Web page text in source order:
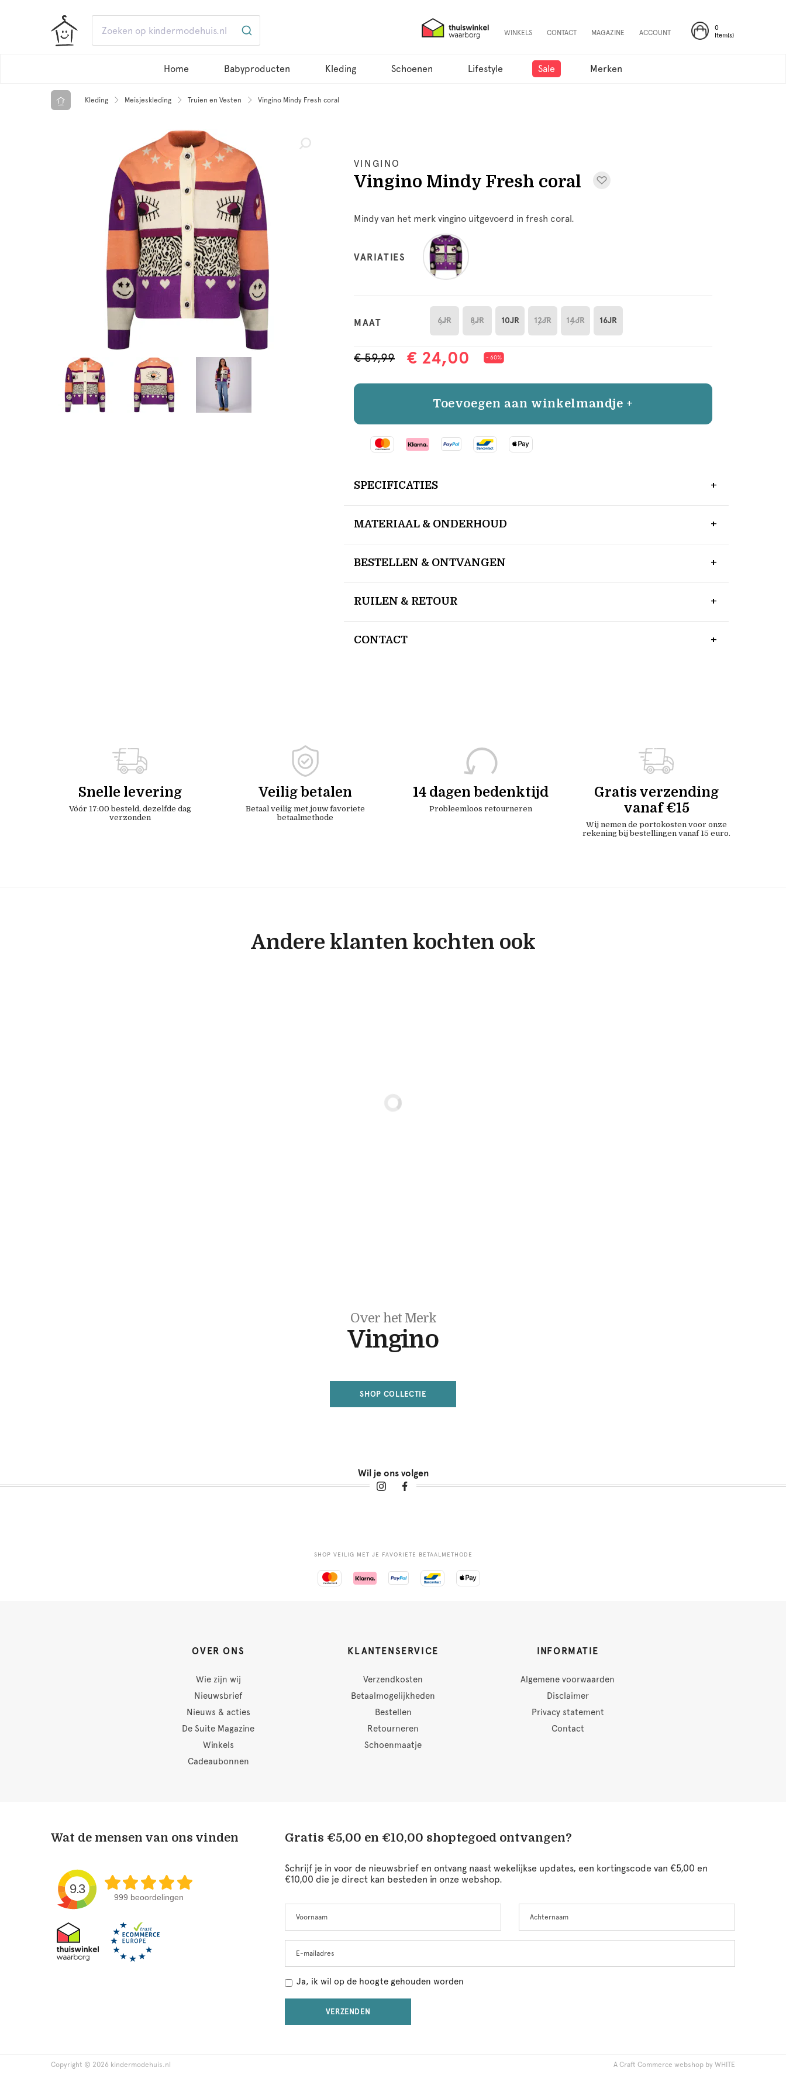
0
Item(s)
WINKELS CONTACT MAGAZINE ACCOUNT
Home Babyproducten Kleding Schoenen Lifestyle Sale Merken
Kleding Meisjeskleding Truien en Vesten Vingino Mindy Fresh coral
VINGINO
Vingino Mindy Fresh coral
Mindy van het merk vingino uitgevoerd in fresh coral.
VARIATIES
MAAT 6JR 8JR 10JR 12JR 14JR 16JR
€ 59,99 € 24,00 - 60%
Toevoegen aan winkelmandje +
SPECIFICATIES
MATERIAAL & ONDERHOUD
BESTELLEN & ONTVANGEN
RUILEN & RETOUR
CONTACT
Snelle levering
Vóór 17:00 besteld, dezelfde dag
verzonden
Veilig betalen
Betaal veilig met jouw favoriete
betaalmethode
14 dagen bedenktijd
Probleemloos retourneren
Gratis verzending
vanaf €15
Wij nemen de portokosten voor onze
rekening bij bestellingen vanaf 15 euro.
Andere klanten kochten ook
Over het Merk
Vingino
SHOP COLLECTIE
Wil je ons volgen
SHOP VEILIG MET JE FAVORIETE BETAALMETHODE
OVER ONS
Wie zijn wij
Nieuwsbrief
Nieuws & acties
De Suite Magazine
Winkels
Cadeaubonnen
KLANTENSERVICE
Verzendkosten
Betaalmogelijkheden
Bestellen
Retourneren
Schoenmaatje
INFORMATIE
Algemene voorwaarden
Disclaimer
Privacy statement
Contact
Wat de mensen van ons vinden
9.3
999 beoordelingen
Gratis €5,00 en €10,00 shoptegoed ontvangen?
Schrijf je in voor de nieuwsbrief en ontvang naast wekelijkse updates, een kortingscode van €5,00 en
€10,00 die je direct kan besteden in onze webshop.
this
field
blank
Ja, ik wil op de hoogte gehouden worden
VERZENDEN
Copyright © 2026 kindermodehuis.nl A Craft Commerce webshop by WHITE